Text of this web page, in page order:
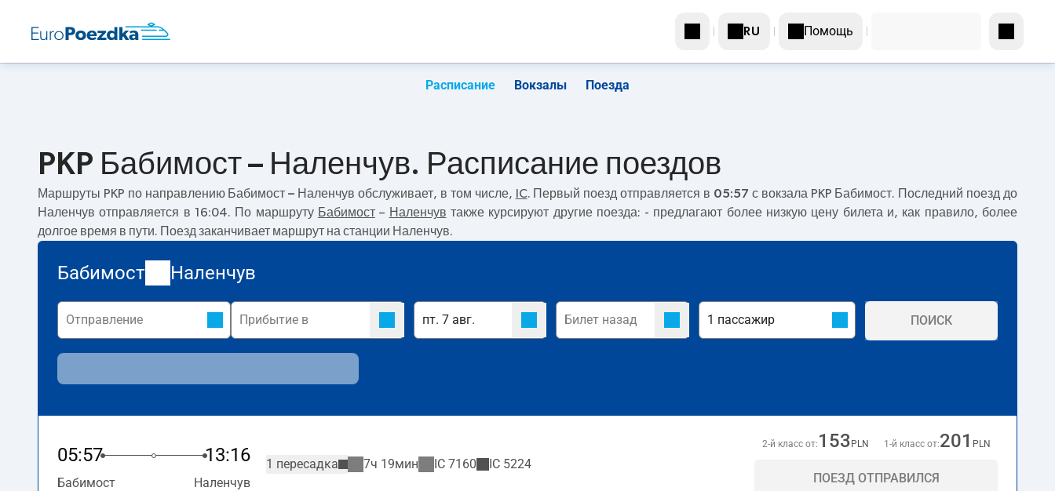
RU Помощь
Расписание Вокзалы Поезда
PKP Бабимост – Наленчув. Расписание поездов
Маршруты PKP по направлению Бабимост – Наленчув обслуживает, в том числе, IC. Первый поезд отправляется в 05:57 с вокзала PKP Бабимост. Последний поезд до
Наленчув отправляется в 16:04. По маршруту Бабимост– Наленчув также курсируют другие поезда: - предлагают более низкую цену билета и, как правило, более
долгое время в пути. Поезд заканчивает маршрут на станции Наленчув.
Бабимост Наленчув
ПОИСК
05:57 13:16
Бабимост Наленчув
1 пересадка 7ч 19мин IC 7160 IC 5224
2-й класс от: 153 PLN 1-й класс от:201 PLN
ПОЕЗД ОТПРАВИЛСЯ